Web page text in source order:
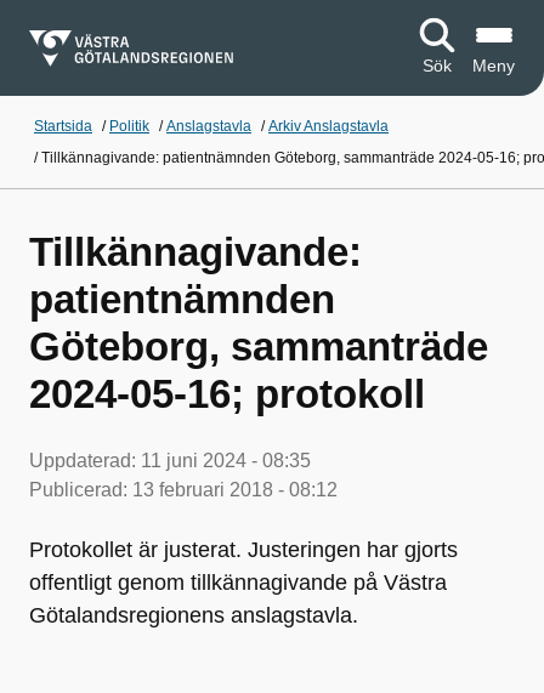
Sök Meny
Startsida / Politik /Anslagstavla /Arkiv Anslagstavla
/Tillkännagivande: patientnämnden Göteborg, sammanträde 2024-05-16;
Tillkännagivande:
patientnämnden
Göteborg, sammanträde
2024-05-16; protokoll
Uppdaterad: 11 juni 2024 - 08:35
Publicerad: 13 februari 2018 - 08:12
Protokollet är justerat. Justeringen har gjorts
offentligt genom tillkännagivande på Västra
Götalandsregionens anslagstavla.